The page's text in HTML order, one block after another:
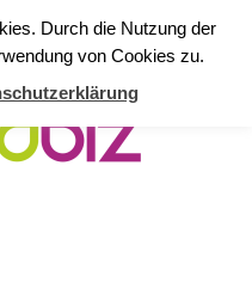
Durch die Nutzung der
von Cookies zu.